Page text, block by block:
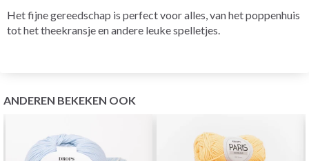
Het fijne gereedschap is perfect voor alles, van het poppenhuis
tot het theekransje en andere leuke spelletjes.
ANDEREN BEKEKEN OOK